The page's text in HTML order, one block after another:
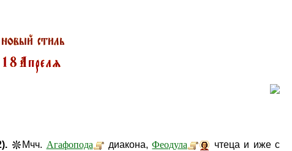
Мчч. Агафопода диакона,Феодула
чтеца и иже с